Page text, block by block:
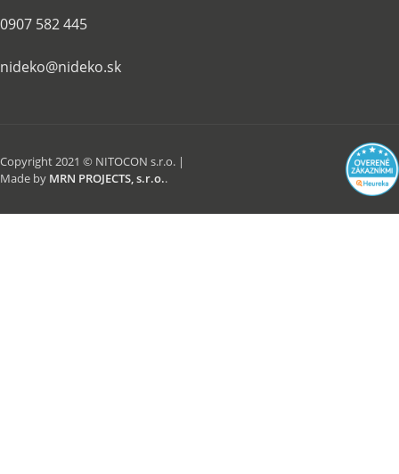
0907 582 445
nideko@nideko.sk
Copyright 2021 © NITOCON s.r.o. |
Made by MRN PROJECTS, s.r.o..